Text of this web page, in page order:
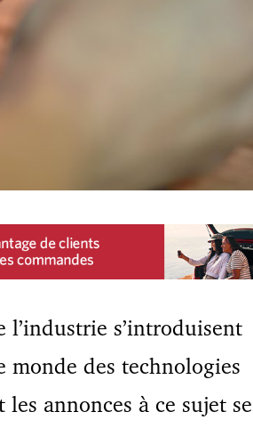
l’industrie s’introduisent
monde des technologies
les annonces à ce sujet se